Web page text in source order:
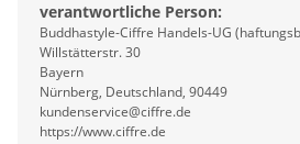
verantwortliche Person:
Buddhastyle-Ciffre Handels-UG
Willstätterstr. 30
Bayern
Nürnberg, Deutschland, 90449
kundenservice@ciffre.de
https://www.ciffre.de